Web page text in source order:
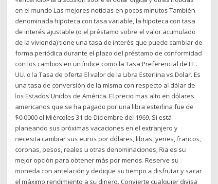
en el mundo Las mejores noticias en pocos minutos También
denominada hipoteca con tasa variable, la hipoteca con tasa
de interés ajustable (o el préstamo sobre el valor acumulado
de la vivienda) tiene una tasa de interés que puede cambiar de
forma periódica durante el plazo del préstamo de conformidad
con los cambios en un índice como la Tasa Preferencial de EE.
UU. o la Tasa de oferta El valor de la Libra Esterlina vs Dolar. Es
una tasa de conversión de la misma con respecto al dólar de
los Estados Unidos de América. El precio mas alto en dólares
americanos que se ha pagado por una libra esterlina fue de
$0.0000 el Miércoles 31 de Diciembre del 1969. Si está
planeando sus próximas vacaciones en el extranjero y
necesita cambiar sus euros por dólares, libras, yenes, francos,
coronas, pesos, reales u otras denominaciones, Ria es su
mejor opción para obtener más por menos. Reserve su
moneda con antelación y dedique su tiempo a disfrutar y sacar
el máximo rendimiento a su dinero. Convierte cualquier divisa